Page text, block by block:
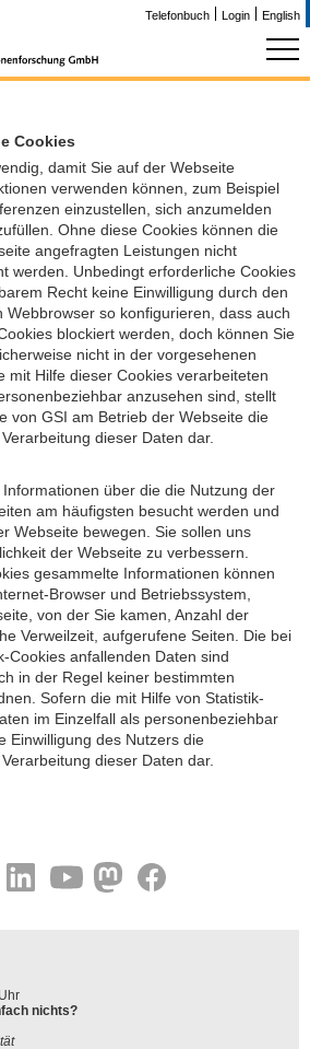
Telefonbuch Login English
Cookies
damit Sie auf der Webseite
verwenden können, zum Beispiel
einzustellen, sich anzumelden
Ohne diese Cookies können die
angefragten Leistungen nicht
werden. Unbedingt erforderliche Cookies
Recht keine Einwilligung durch den
Webbrowser so konfigurieren, dass auch
blockiert werden, doch können Sie
nicht in der vorgesehenen
mit Hilfe dieser Cookies verarbeiteten
anzusehen sind, stellt
von GSI am Betrieb der Webseite die
dieser Daten dar.
über die die Nutzung der
am häufigsten besucht werden und
Webseite bewegen. Sie sollen uns
der Webseite zu verbessern.
gesammelte Informationen können
Browser und Betriebssystem,
von der Sie kamen, Anzahl der
Verweilzeit, aufgerufene Seiten. Die bei
Cookies anfallenden Daten sind
in der Regel keiner bestimmten
Sofern die mit Hilfe von Statistik-
im Einzelfall als personenbeziehbar
Einwilligung des Nutzers die
dieser Daten dar.
facebook
nichts?